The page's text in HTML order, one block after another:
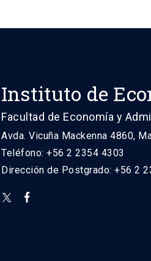
Instituto de
Facultad de Economía y
Avda. Vicuña Mackenna 4860,
Teléfono: +56 2 2354 4303
Dirección de Postgrado: +56 2